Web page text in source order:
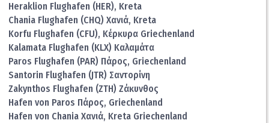
Heraklion Flughafen (HER), Kreta
Chania Flughafen (CHQ) Χανιά, Kreta
Korfu Flughafen (CFU), Κέρκυρα Griechenland
Kalamata Flughafen (KLX) Καλαμάτα
Paros Flughafen (PAR) Πάρος, Griechenland
Santorin Flughafen (JTR) Σαντορίνη
Zakynthos Flughafen (ZTH) Ζάκυνθος
Hafen von Paros Πάρος, Griechenland
Hafen von Chania Χανιά, Kreta Griechenland